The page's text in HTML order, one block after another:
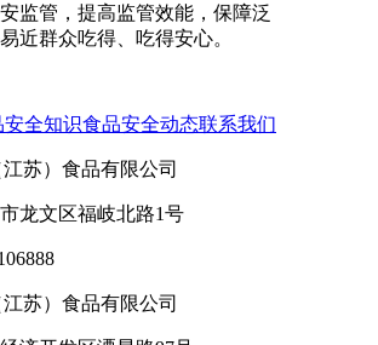
监管，提高监管效能，保障泛
近群众吃得、吃得安心。
安全知识食品安全动态联系我们
苏）食品有限公司
龙文区福岐北路1号
苏）食品有限公司